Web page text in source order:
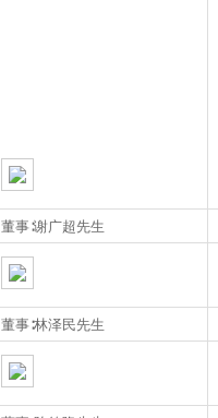
董事∶谢广超先生
董事∶林泽民先生